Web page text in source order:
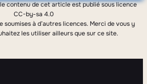
contenu de cet article est publié sous licence
CC-by-sa 4.0
soumises à d’autres licences. Merci de vous y
les utiliser ailleurs que sur ce site.